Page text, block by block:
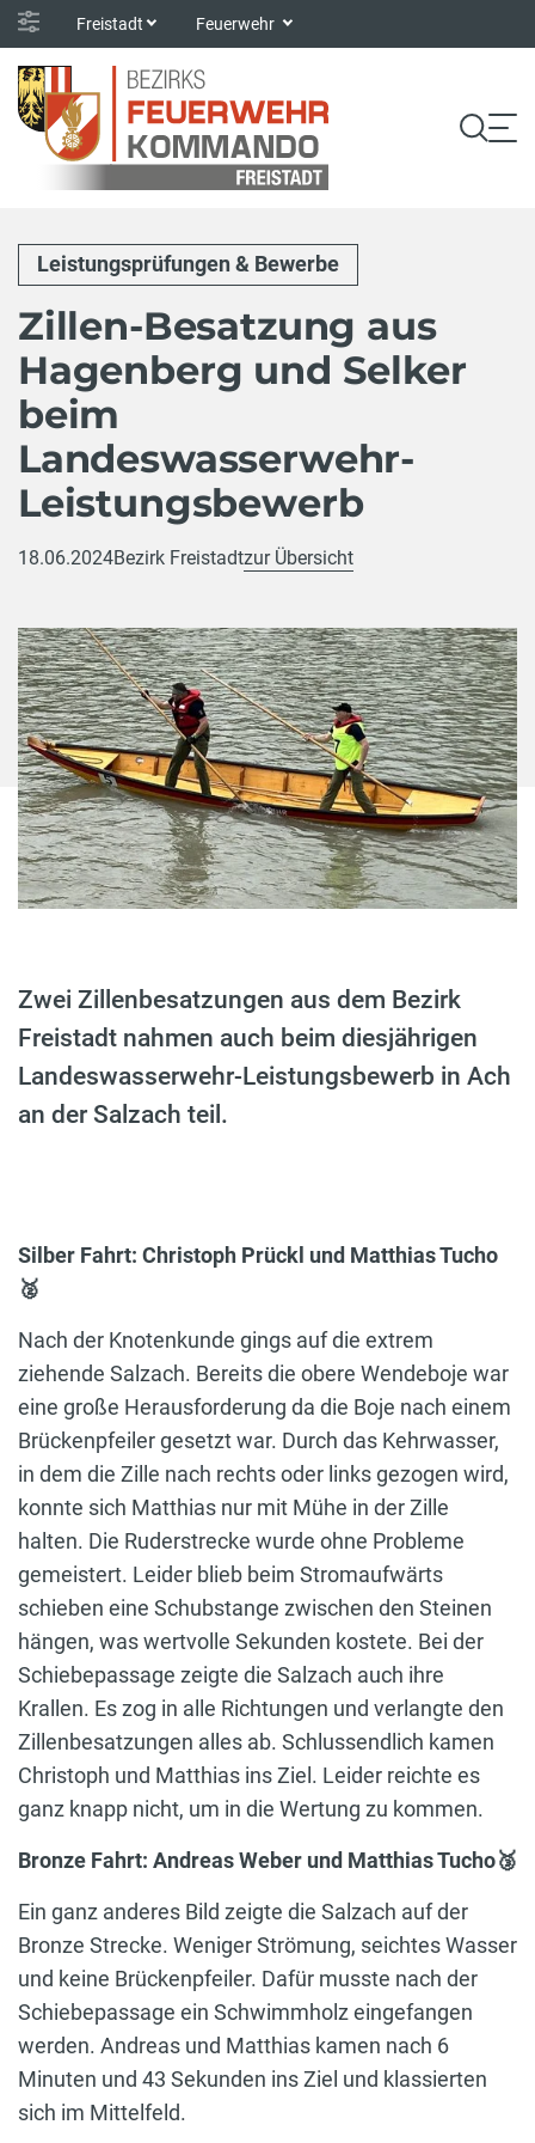
Freistadt Feuerwehr
Leistungsprüfungen & Bewerbe
Zillen-Besatzung aus
Hagenberg und Selker
beim
Landeswasserwehr-
Leistungsbewerb
18.06.2024Bezirk Freistadtzur Übersicht
Zwei Zillenbesatzungen aus dem Bezirk
Freistadt nahmen auch beim diesjährigen
Landeswasserwehr-Leistungsbewerb in Ach
an der Salzach teil.
Silber Fahrt: Christoph Prückl und Matthias Tucho
🥈
Nach der Knotenkunde gings auf die extrem
ziehende Salzach. Bereits die obere Wendeboje war
eine große Herausforderung da die Boje nach einem
Brückenpfeiler gesetzt war. Durch das Kehrwasser,
in dem die Zille nach rechts oder links gezogen wird,
konnte sich Matthias nur mit Mühe in der Zille
halten. Die Ruderstrecke wurde ohne Probleme
gemeistert. Leider blieb beim Stromaufwärts
schieben eine Schubstange zwischen den Steinen
hängen, was wertvolle Sekunden kostete. Bei der
Schiebepassage zeigte die Salzach auch ihre
Krallen. Es zog in alle Richtungen und verlangte den
Zillenbesatzungen alles ab. Schlussendlich kamen
Christoph und Matthias ins Ziel. Leider reichte es
ganz knapp nicht, um in die Wertung zu kommen.
Bronze Fahrt: Andreas Weber und Matthias Tucho🥉
Ein ganz anderes Bild zeigte die Salzach auf der
Bronze Strecke. Weniger Strömung, seichtes Wasser
und keine Brückenpfeiler. Dafür musste nach der
Schiebepassage ein Schwimmholz eingefangen
werden. Andreas und Matthias kamen nach 6
Minuten und 43 Sekunden ins Ziel und klassierten
sich im Mittelfeld.